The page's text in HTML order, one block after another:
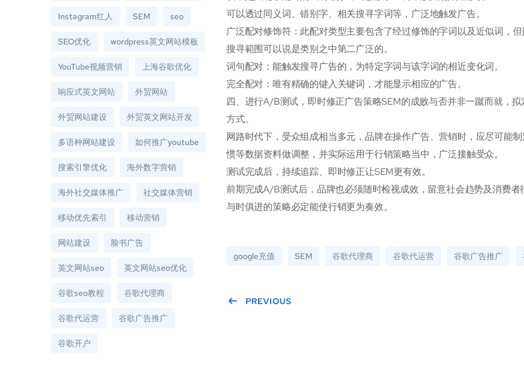
可以透过同义词、错别字、相关搜寻字词等，广泛地触发广告。
广泛配对修饰符：此配对类型主要包含了经过修饰的字词以及近似词，
搜寻範围可以说是类别之中第二广泛的。
词句配对：能触发搜寻广告的，为特定字词与该字词的相近变化词。
完全配对：唯有精确的键入关键词，才能显示相应的广告。
四、进行A/B测试，即时修正广告策略SEM的成败与否并非一蹴而就，
方式。
网路时代下，受众组成相当多元，品牌在操作广告、营销时，应尽可能
惯等数据资料做调整，并实际运用于行销策略当中，广泛接触受众。
测试完成后，持续追踪、即时修正让SEM更有效。
前期完成A/B测试后，品牌也必须随时检视成效，留意社会趋势及消费
与时俱进的策略必定能使行销更为奏效。
google充值 SEM 谷歌代理商 谷歌代运营 谷歌广告推广
PREVIOUS
Instagram红人 SEM seo
SEO优化 wordpress英文网站模板
YouTube视频营销 上海谷歌优化
响应式英文网站 外贸网站
外贸网站建设 外贸英文网站开发
多语种网站建设 如何推广youtube
搜索引擎优化 海外数字营销
海外社交媒体推广 社交媒体营销
移动优先索引 移动营销
网站建设 脸书广告
英文网站seo 英文网站seo优化
谷歌seo教程 谷歌代理商
谷歌代运营 谷歌广告推广
谷歌开户